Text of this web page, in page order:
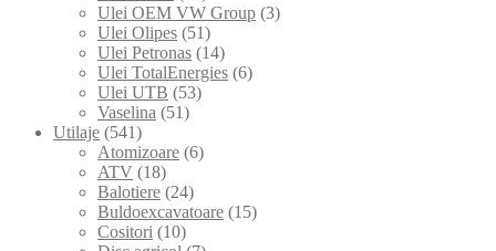
Ulei OEM VW Group (3)
Ulei Olipes (51)
Ulei Petronas (14)
Ulei TotalEnergies (6)
Ulei UTB (53)
Vaselina (51)
Utilaje (541)
Atomizoare (6)
ATV (18)
Balotiere (24)
Buldoexcavatoare (15)
Cositori (10)